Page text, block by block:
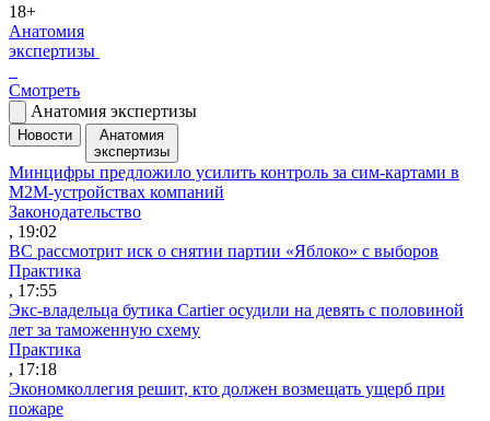
18+
Анатомия
экспертизы
Смотреть
Анатомия экспертизы
Новости
Анатомия
экспертизы
Минцифры предложило усилить контроль за сим-картами в
M2M-устройствах компаний
Законодательство
, 19:02
ВС рассмотрит иск о снятии партии «Яблоко» с выборов
Практика
, 17:55
Экс-владельца бутика Cartier осудили на девять с половиной
лет за таможенную схему
Практика
, 17:18
Экономколлегия решит, кто должен возмещать ущерб при
пожаре